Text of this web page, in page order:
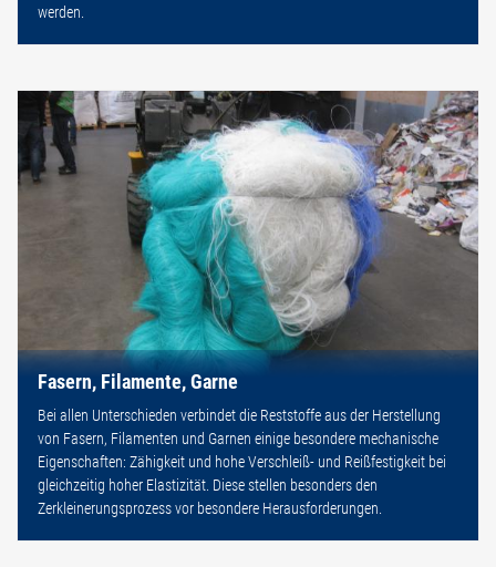
werden.
Fasern, Filamente, Garne
Bei allen Unterschieden verbindet die Reststoffe aus der Herstellung
von Fasern, Filamenten und Garnen einige besondere mechanische
Eigenschaften: Zähigkeit und hohe Verschleiß- und Reißfestigkeit bei
gleichzeitig hoher Elastizität. Diese stellen besonders den
Zerkleinerungsprozess vor besondere Herausforderungen.